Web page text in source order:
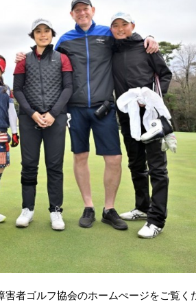
者ゴルフ協会のホームぺージをご覧く